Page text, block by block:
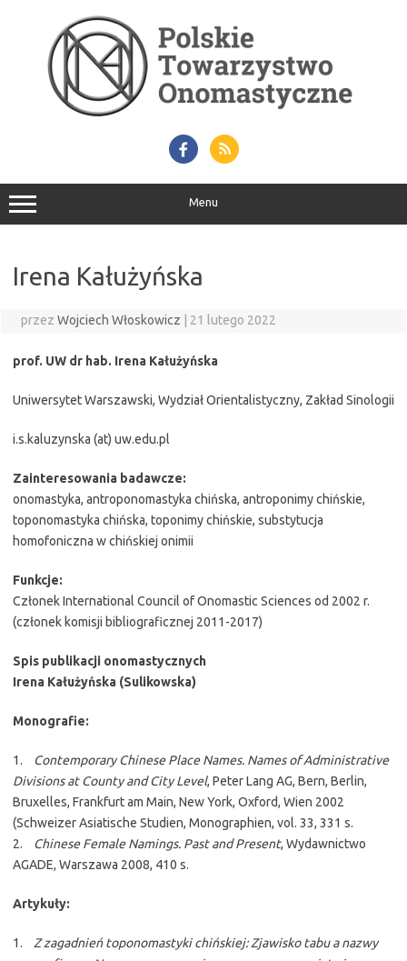
Menu
Irena Kałużyńska
przez Wojciech Włoskowicz 21 lutego 2022
prof. UW dr hab. Irena Kałużyńska
Uniwersytet Warszawski, Wydział Orientalistyczny, Zakład Sinologii
i.s.kaluzynska (at) uw.edu.pl
Zainteresowania badawcze:
onomastyka, antroponomastyka chińska, antroponimy chińskie,
toponomastyka chińska, toponimy chińskie, substytucja
homofoniczna w chińskiej onimii
Funkcje:
Członek International Council of Onomastic Sciences od 2002 r.
(członek komisji bibliograficznej 2011-2017)
Spis publikacji onomastycznych
Irena Kałużyńska (Sulikowska)
Monografie:
1. Contemporary Chinese Place Names. Names of Administrative
Divisions at County and City Level, Peter Lang AG, Bern, Berlin,
Bruxelles, Frankfurt am Main, New York, Oxford, Wien 2002
(Schweizer Asiatische Studien, Monographien, vol. 33, 331 s.
2. Chinese Female Namings. Past and Present, Wydawnictwo
AGADE, Warszawa 2008, 410 s.
Artykuły:
1. Z zagadnień toponomastyki chińskiej: Zjawisko tabu a nazwy